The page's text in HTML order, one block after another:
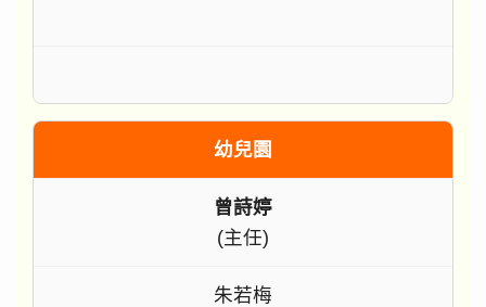
幼兒園
曾詩婷
(主任)
朱若梅